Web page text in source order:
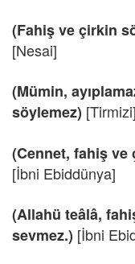
(Fahiş ve çirkin
[Nesai]
(Mümin,
söylemez) [Tirmizi]
(Cennet, fahiş ve
[İbni Ebiddünya]
(Allahü teâlâ,
sevmez.) [İbni